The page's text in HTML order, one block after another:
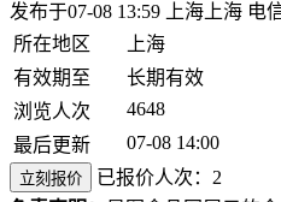
发布于07-08 13:59
上海上海 电
所在地区
上海
有效期至
长期有效
浏览人次
4648
最后更新
07-08 14:00
立刻报价
已报价人次：2